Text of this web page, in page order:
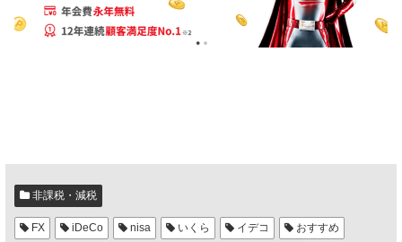
非課税・減税
FX iDeCo nisa いくら イデコ
おすすめ